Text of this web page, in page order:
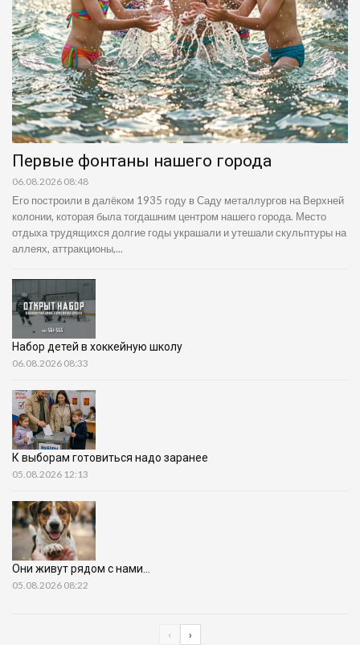
Первые фонтаны нашего города
06.08.2026 08:48
Его построили в далёком 1935 году в Саду металлургов на Верхней
колонии, которая была тогдашним центром нашего города. Место
отдыха трудящихся долгие годы украшали и утешали скульптуры на
аллеях, аттракционы,...
Набор детей в хоккейную школу
06.08.2026 08:33
К выборам готовиться надо заранее
05.08.2026 12:13
Они живут рядом с нами…
05.08.2026 08:22
‹ ›